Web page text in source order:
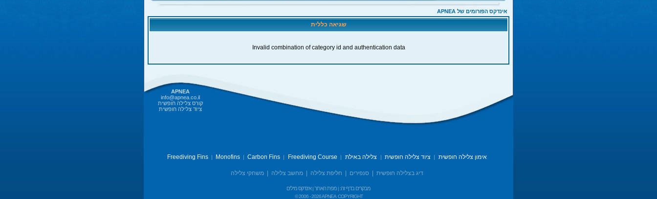
אינדקס הפורומים של APNEA
שגיאה כללית
Invalid combination of category id and authentication data
APNEA
info@apnea.co.il
קורס צלילה חופשית
ציוד צלילה חופשית
אימון צלילה חופשית | ציוד צלילה חופשית | צלילה באילת |
Freediving Fins| Monofins| Carbon Fins| Freediving Course
דיג בצלילה חופשית סנפירים חליפת צלילה מחשב צלילה משחקי צלילה
מבקרים בדף זה: | מפת האתר|אינדקס מילים
COPYRIGHT
© 2006 -2026 APNEA